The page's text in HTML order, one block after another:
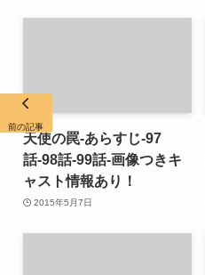
天使の罠-あらすじ-97
話-98話-99話-画像つきキ
ャスト情報あり！
2015年5月7日
前の記事